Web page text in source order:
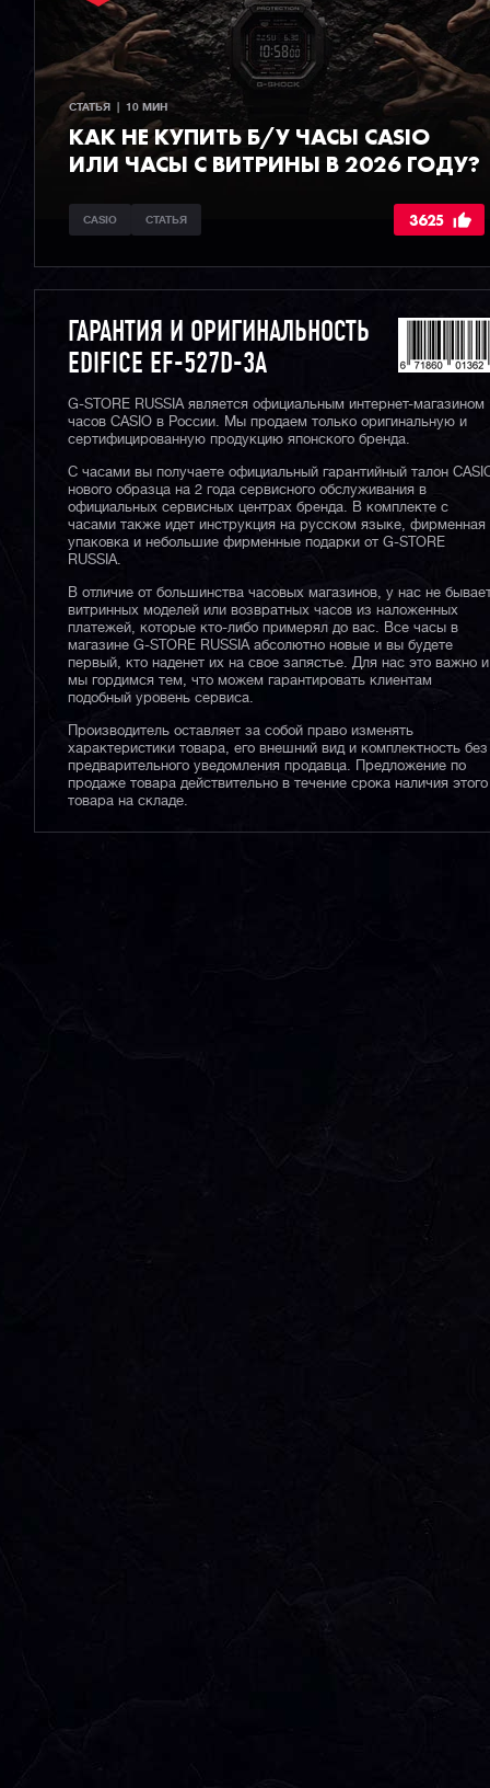
СТАТЬЯ  |  10 МИН
КАК НЕ КУПИТЬ Б/У ЧАСЫ CASIO
ИЛИ ЧАСЫ С ВИТРИНЫ В 2026 ГОДУ?
CASIO СТАТЬЯ 3625
ГАРАНТИЯ И ОРИГИНАЛЬНОСТЬ
EDIFICE EF-527D-3A
G-STORE RUSSIA является официальным интернет-магазином
часов CASIO в России. Мы продаем только оригинальную и
сертифицированную продукцию японского бренда.
С часами вы получаете официальный гарантийный талон
нового образца на 2 года сервисного обслуживания в
официальных сервисных центрах бренда. В комплекте с
часами также идет инструкция на русском языке, фирменная
упаковка и небольшие фирменные подарки от G-STORE
RUSSIA.
В отличие от большинства часовых магазинов, у нас не
витринных моделей или возвратных часов из наложенных
платежей, которые кто-либо примерял до вас. Все часы в
магазине G-STORE RUSSIA абсолютно новые и вы будете
первый, кто наденет их на свое запястье. Для нас это важно и
мы гордимся тем, что можем гарантировать клиентам
подобный уровень сервиса.
Производитель оставляет за собой право изменять
характеристики товара, его внешний вид и комплектность без
предварительного уведомления продавца. Предложение по
продаже товара действительно в течение срока наличия этого
товара на складе.